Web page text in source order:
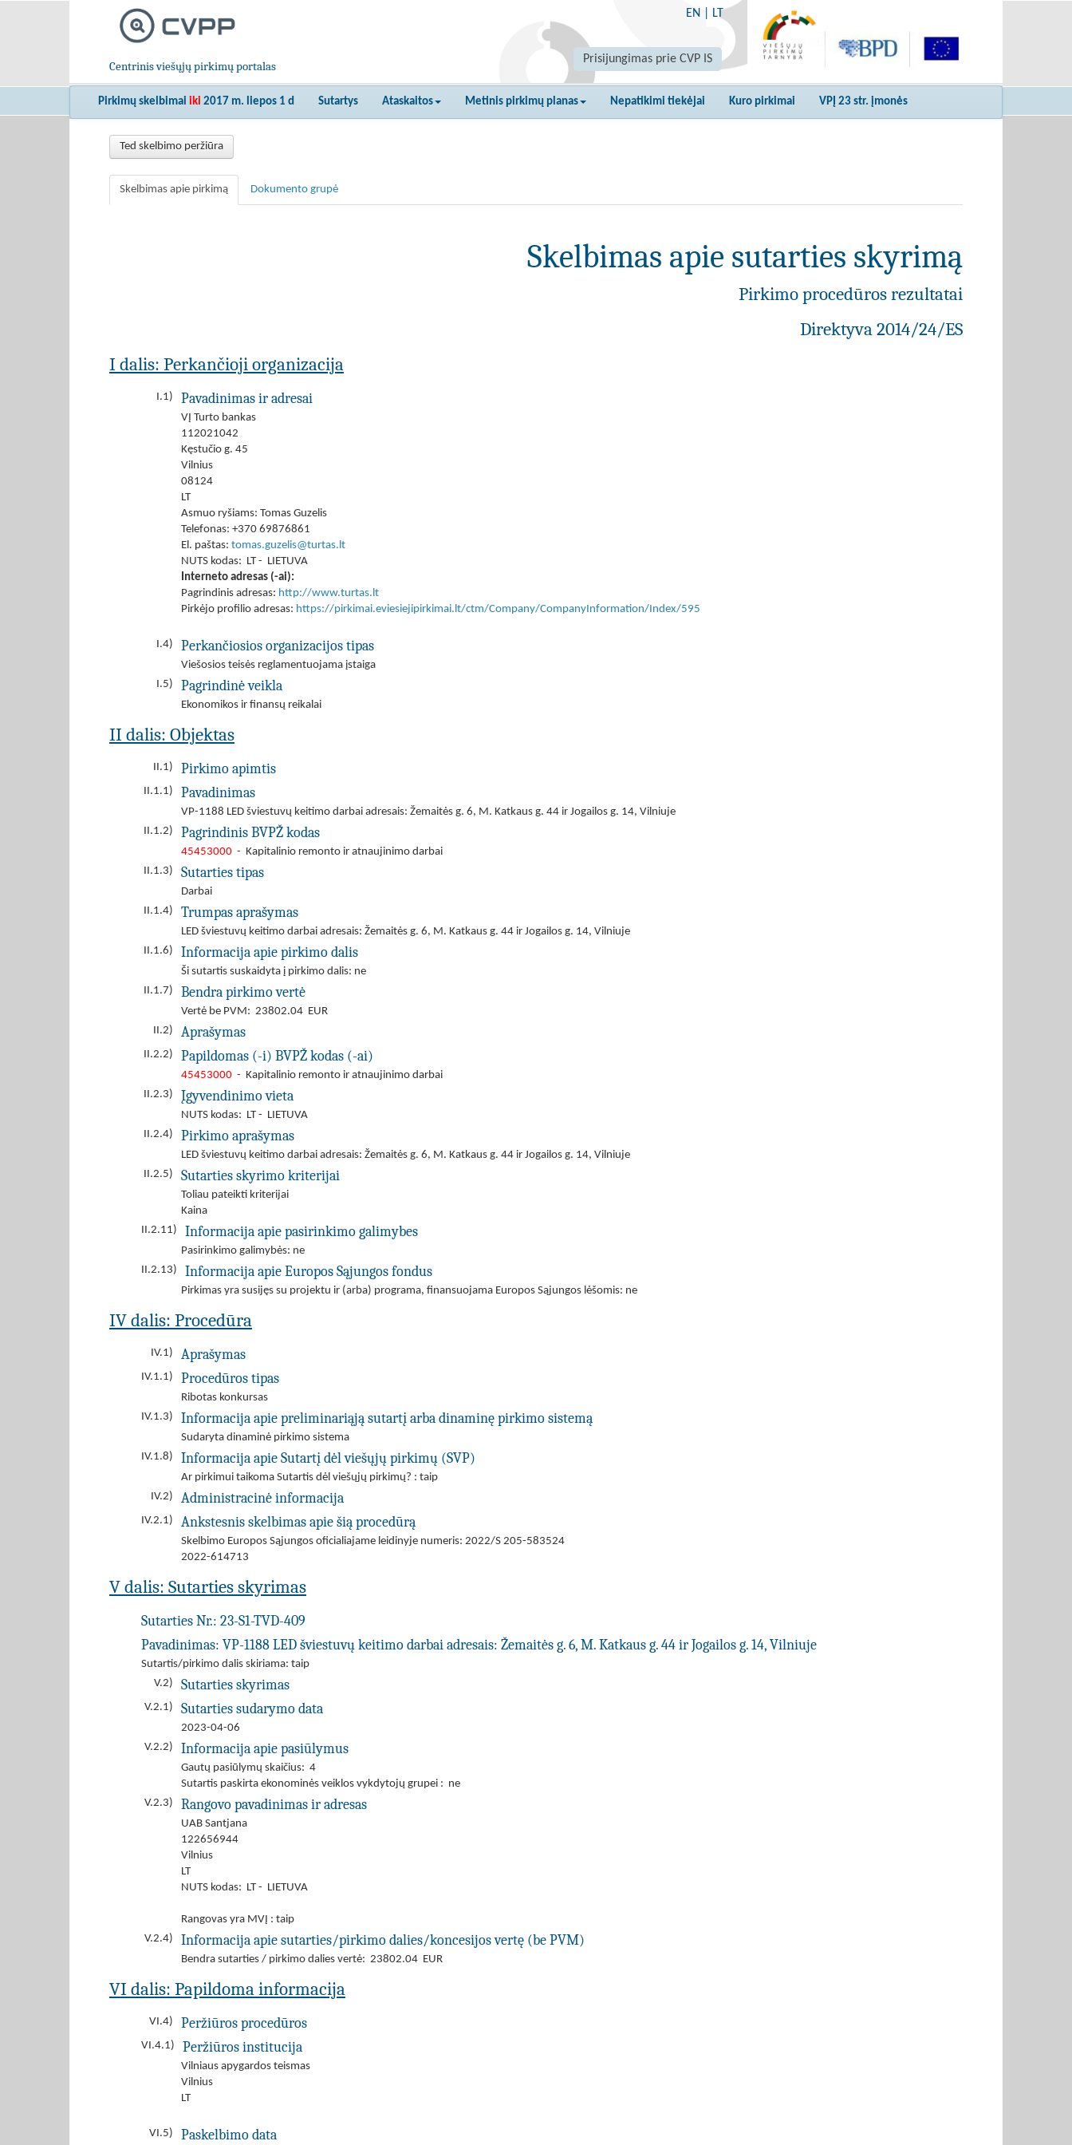
Centrinis viešųjų pirkimų portalas
EN LT
Prisijungimas prie CVP IS
Pirkimų skelbimai iki 2017 m. liepos 1 d Sutartys Ataskaitos Metinis pirkimų planas Nepatikimi tiekėjai Kuro pirkimai VPĮ 23 str. įmonės
Ted skelbimo peržiūra
Skelbimas apie pirkimą Dokumento grupė
Skelbimas apie sutarties skyrimą
Pirkimo procedūros rezultatai
Direktyva 2014/24/ES
I dalis: Perkančioji organizacija
I.1) Pavadinimas ir adresai
VĮ Turto bankas
112021042
Kęstučio g. 45
Vilnius
08124
LT
Asmuo ryšiams: Tomas Guzelis
Telefonas: +370 69876861
El. paštas: tomas.guzelis@turtas.lt
NUTS kodas: LT - LIETUVA
Interneto adresas (-ai):
Pagrindinis adresas: http://www.turtas.lt
Pirkėjo profilio adresas: https://pirkimai.eviesiejipirkimai.lt/ctm/Company/CompanyInformation/Index/595
I.4) Perkančiosios organizacijos tipas
Viešosios teisės reglamentuojama įstaiga
I.5)
Pagrindinė veikla
Ekonomikos ir finansų reikalai
II dalis: Objektas
II.1) Pirkimo apimtis
II.1.1) Pavadinimas
VP-1188 LED šviestuvų keitimo darbai adresais: Žemaitės g. 6, M. Katkaus g. 44 ir Jogailos g. 14, Vilniuje
II.1.2)
Pagrindinis BVPŽ kodas
45453000 - Kapitalinio remonto ir atnaujinimo darbai
II.1.3)
Sutarties tipas
Darbai
II.1.4)
Trumpas aprašymas
LED šviestuvų keitimo darbai adresais: Žemaitės g. 6, M. Katkaus g. 44 ir Jogailos g. 14, Vilniuje
II.1.6)
Informacija apie pirkimo dalis
Ši sutartis suskaidyta į pirkimo dalis: ne
II.1.7)
Bendra pirkimo vertė
Vertė be PVM: 23802.04 EUR
II.2)
Aprašymas
II.2.2) Papildomas (-i) BVPŽ kodas (-ai)
45453000 - Kapitalinio remonto ir atnaujinimo darbai
II.2.3)
Įgyvendinimo vieta
NUTS kodas: LT - LIETUVA
II.2.4)
Pirkimo aprašymas
LED šviestuvų keitimo darbai adresais: Žemaitės g. 6, M. Katkaus g. 44 ir Jogailos g. 14, Vilniuje
II.2.5)
Sutarties skyrimo kriterijai
Toliau pateikti kriterijai
Kaina
II.2.11)
Informacija apie pasirinkimo galimybes
Pasirinkimo galimybės: ne
II.2.13)
Informacija apie Europos Sąjungos fondus
Pirkimas yra susijęs su projektu ir (arba) programa, finansuojama Europos Sąjungos lėšomis: ne
IV dalis: Procedūra
IV.1) Aprašymas
IV.1.1) Procedūros tipas
Ribotas konkursas
IV.1.3)
Informacija apie preliminariąją sutartį arba dinaminę pirkimo sistemą
Sudaryta dinaminė pirkimo sistema
IV.1.8)
Informacija apie Sutartį dėl viešųjų pirkimų (SVP)
Ar pirkimui taikoma Sutartis dėl viešųjų pirkimų? : taip
IV.2)
Administracinė informacija
IV.2.1) Ankstesnis skelbimas apie šią procedūrą
Skelbimo Europos Sąjungos oficialiajame leidinyje numeris: 2022/S 205-583524
2022-614713
V dalis: Sutarties skyrimas
Sutarties Nr.: 23-S1-TVD-409
Pavadinimas: VP-1188 LED šviestuvų keitimo darbai adresais: Žemaitės g. 6, M. Katkaus g. 44 ir Jogailos g. 14, Vilniuje
Sutartis/pirkimo dalis skiriama: taip
V.2)
Sutarties skyrimas
V.2.1) Sutarties sudarymo data
2023-04-06
V.2.2)
Informacija apie pasiūlymus
Gautų pasiūlymų skaičius: 4
Sutartis paskirta ekonominės veiklos vykdytojų grupei : ne
V.2.3)
Rangovo pavadinimas ir adresas
UAB Santjana
122656944
Vilnius
LT
NUTS kodas: LT - LIETUVA
Rangovas yra MVĮ : taip
V.2.4)
Informacija apie sutarties/pirkimo dalies/koncesijos vertę (be PVM)
Bendra sutarties / pirkimo dalies vertė: 23802.04 EUR
VI dalis: Papildoma informacija
VI.4) Peržiūros procedūros
VI.4.1) Peržiūros institucija
Vilniaus apygardos teismas
Vilnius
LT
VI.5) Paskelbimo data